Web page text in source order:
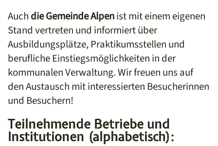
Auch die Gemeinde Alpenist mit einem eigenen
Stand vertreten und informiert über
Ausbildungsplätze, Praktikumsstellen und
berufliche Einstiegsmöglichkeiten in der
kommunalen Verwaltung.Wir freuen uns auf
den Austausch mit interessierten Besucherinnen
und Besuchern!
Teilnehmende Betriebe und
Institutionen (alphabetisch):